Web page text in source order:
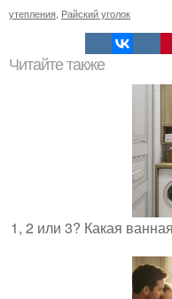
утепления Райский уголок
Читайте также
1, 2 или 3? Какая